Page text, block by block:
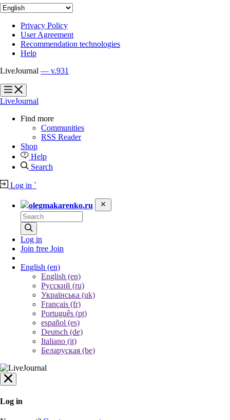
Privacy Policy
User Agreement
Recommendation technologies
Help
LiveJournal — v.931
?
?
LiveJournal
Find more
Communities
RSS Reader
Shop
Help
Search
Log in `
olegmakarenko.ru
Log in
Join free Join
English (en)
English (en)
Русский (ru)
Українська (uk)
Français (fr)
Português (pt)
español (es)
Deutsch (de)
Italiano (it)
Беларуская (be)
Log in